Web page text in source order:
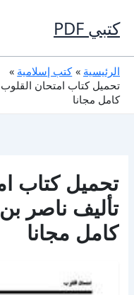
إلى
المحتوى
كتبي PDF
الرئيسية
كتب إسلامية
كامل مجانا
تأليف ناصر
كامل مجانا